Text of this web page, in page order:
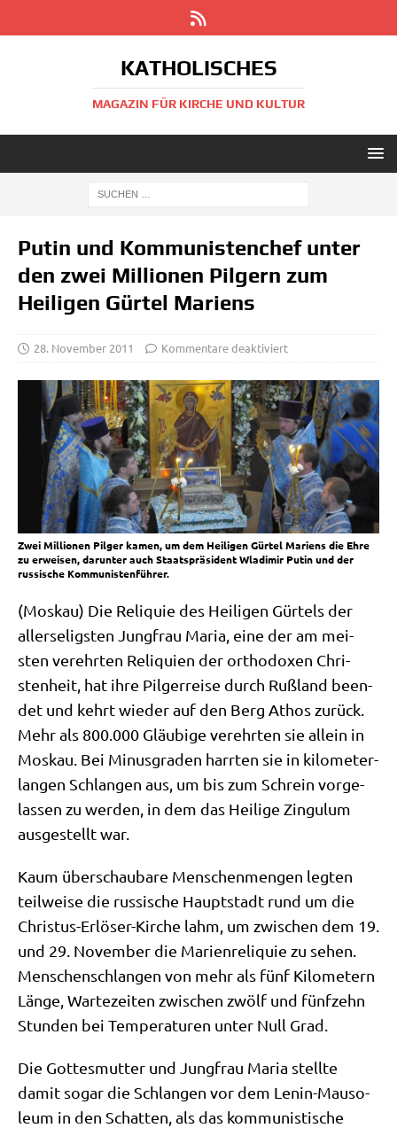
KATHOLISCHES
MAGAZIN FÜR KIRCHE UND KULTUR
Putin und Kommunistenchef unter
den zwei Millionen Pilgern zum
Heiligen Gürtel Mariens
28. November 2011 Kommentare deaktiviert
Zwei Millionen Pilger kamen, um dem Heiligen Gürtel Mariens die Ehre
zu erweisen, darunter auch Staatspräsident Wladimir Putin und der
russische Kommunistenführer.
(Mos­kau) Die Reli­quie des Hei­li­gen Gür­tels der
aller­se­lig­sten Jung­frau Maria, eine der am mei­
sten ver­ehr­ten Reli­qui­en der ortho­do­xen Chri­
sten­heit, hat ihre Pil­ger­rei­se durch Ruß­land been­
det und kehrt wie­der auf den Berg Athos zurück.
Mehr als 800.000 Gläu­bi­ge ver­ehr­ten sie allein in
Mos­kau. Bei Minus­gra­den harr­ten sie in kilo­me­ter­
lan­gen Schlan­gen aus, um bis zum Schrein vor­ge­
las­sen zu wer­den, in dem das Hei­li­ge Zin­gu­lum
aus­ge­stellt war.
Kaum über­schau­ba­re Men­schen­men­gen leg­ten
teil­wei­se die rus­si­sche Haupt­stadt rund um die
Chri­stus-Erlö­ser-Kir­che lahm, um zwi­schen dem 19.
und 29. Novem­ber die Mari­en­re­li­quie zu sehen.
Men­schen­schlan­gen von mehr als fünf Kilo­me­tern
Län­ge, War­te­zei­ten zwi­schen zwölf und fünf­zehn
Stun­den bei Tem­pe­ra­tu­ren unter Null Grad.
Die Got­tes­mut­ter und Jung­frau Maria stell­te
damit sogar die Schlan­gen vor dem Lenin-Mau­so­
le­um in den Schat­ten, als das kom­mu­ni­sti­sche